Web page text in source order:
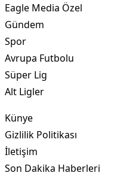
Eagle Media Özel
Gündem
Spor
Avrupa Futbolu
Süper Lig
Alt Ligler
Künye
Gizlilik Politikası
İletişim
Son Dakika Haberleri